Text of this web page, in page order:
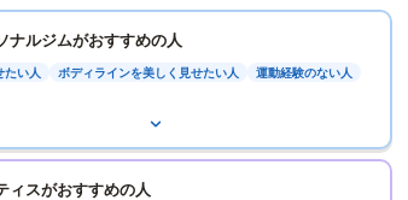
ナルジムがおすすめの人
たい人 ボディラインを美しく見せたい人 運動経験のない人
ィスがおすすめの人